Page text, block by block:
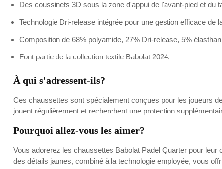
Des coussinets 3D sous la zone d'appui de l'avant-pied et du
Technologie Dri-release intégrée pour une gestion efficace de
Composition de 68% polyamide, 27% Dri-release, 5%
Font partie de la collection textile Babolat 2024.
À qui s'adressent-ils?
Ces chaussettes sont spécialement conçues pour les joueurs
jouent régulièrement et recherchent une protection
Pourquoi allez-vous les aimer?
Vous adorerez les chaussettes Babolat Padel Quarter pour
des détails jaunes, combiné à la technologie employée, vous